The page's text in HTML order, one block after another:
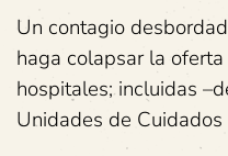
Un contagio
haga colapsar la
hospitales; incluidas
Unidades de